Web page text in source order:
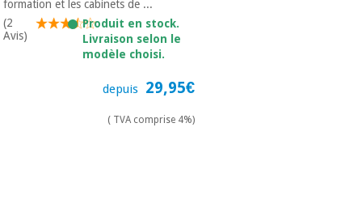
Instruments
chirurgicaux
(déstockage)
formation et les cabinets de ...
(2
Avis)
Produit en stock.
Livraison selon le
modèle choisi.
depuis 29,95€
( TVA comprise 4%)